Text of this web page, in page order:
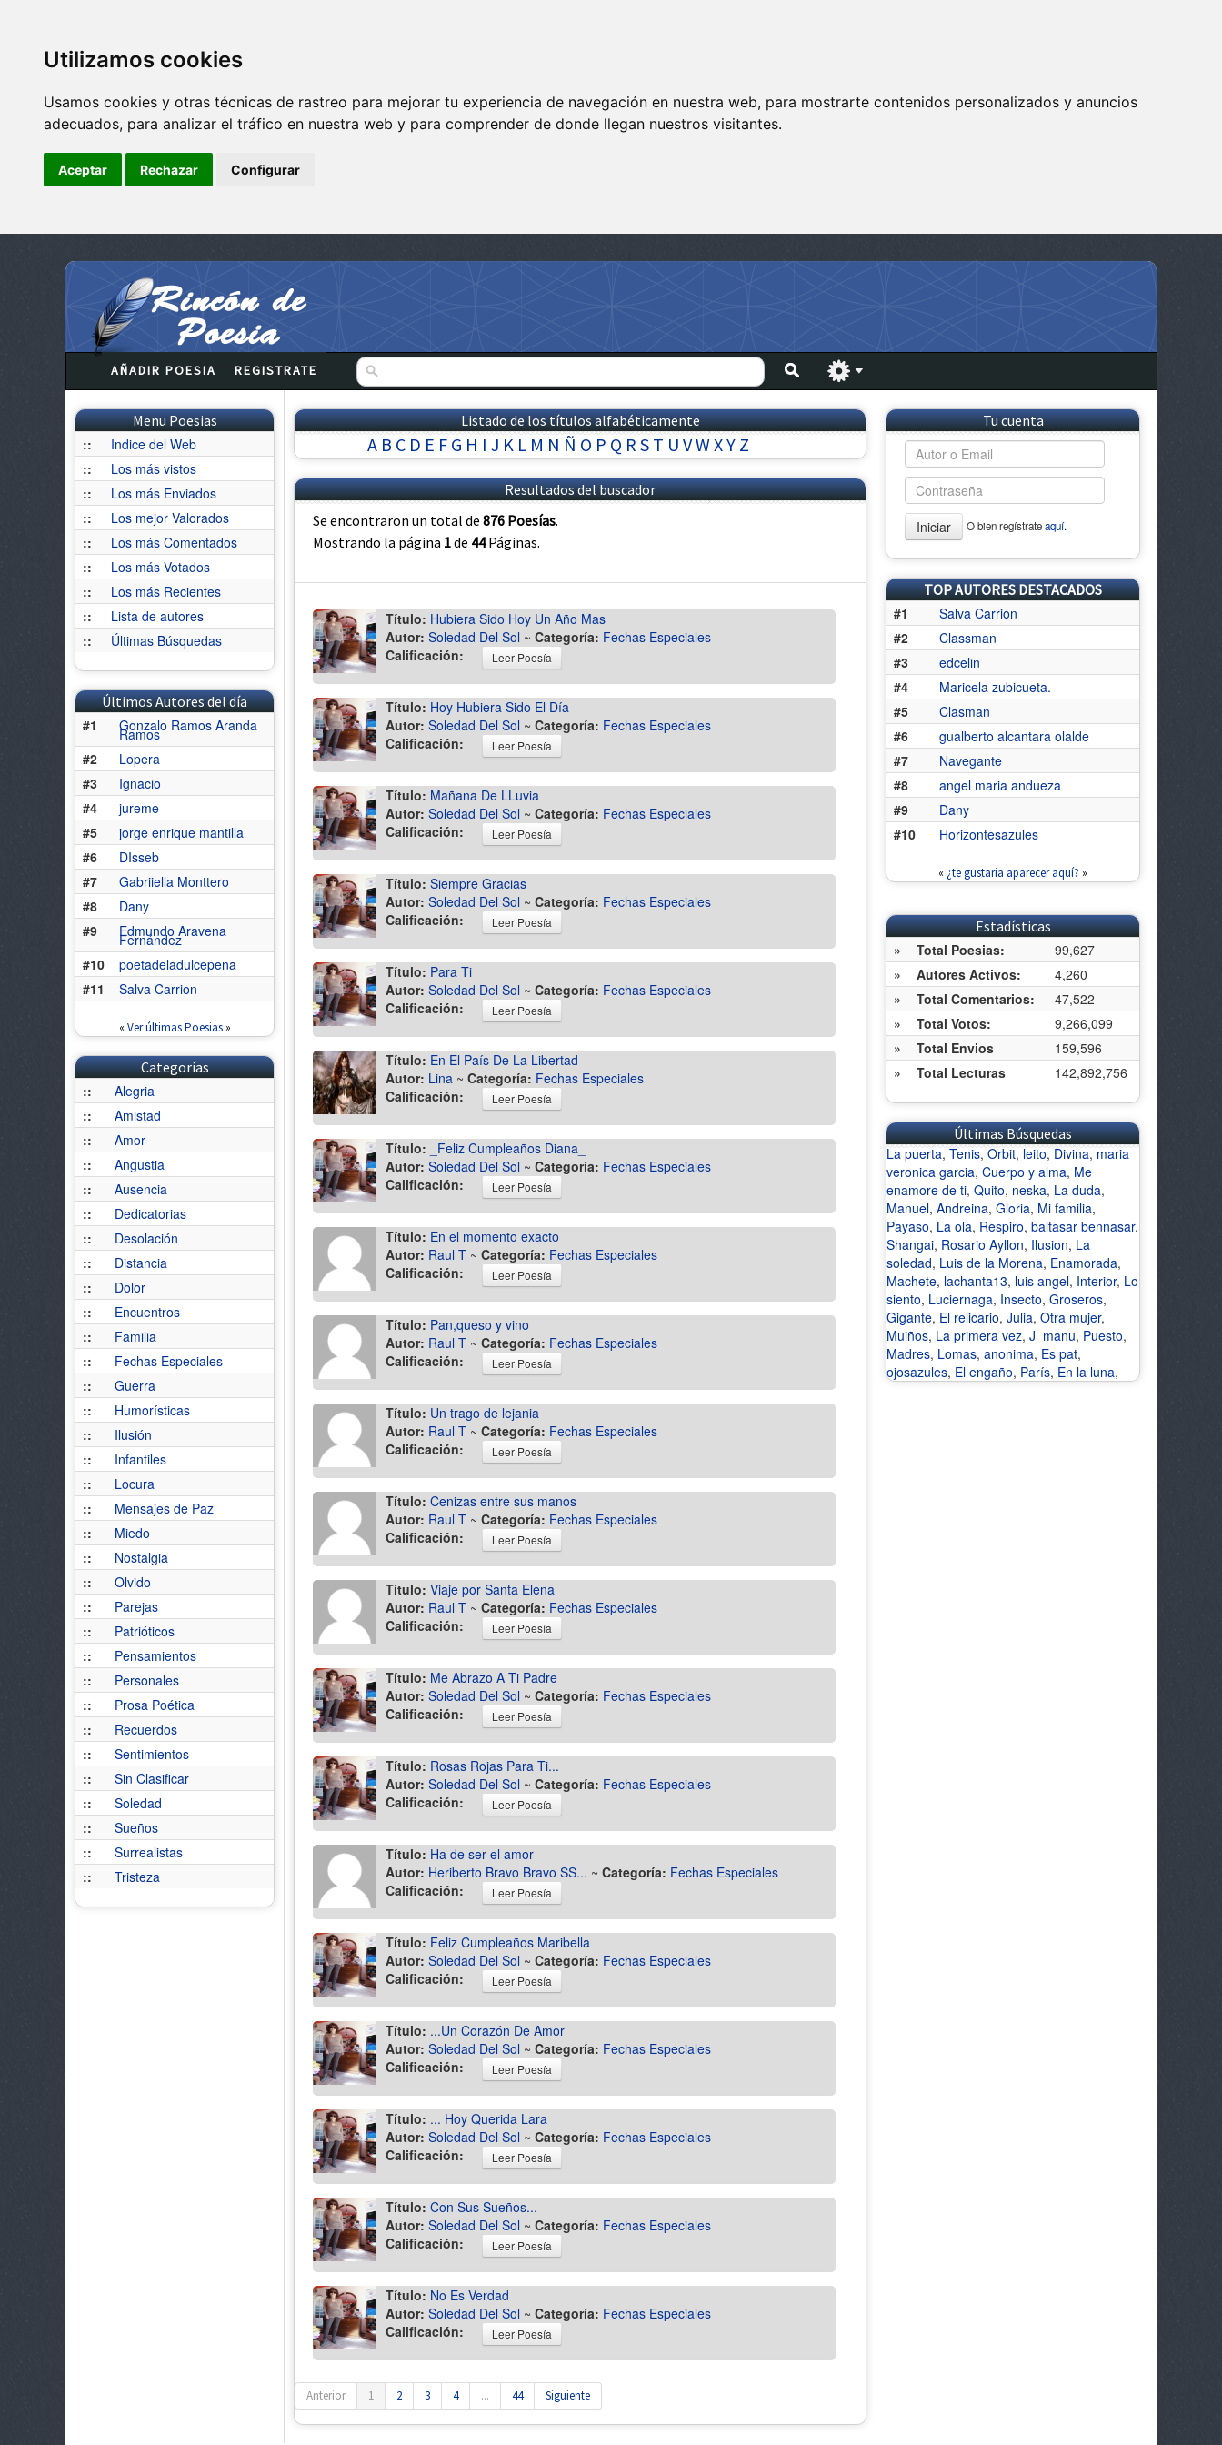
Utilizamos cookies
Usamos cookies y otras técnicas de rastreo para mejorar tu experiencia de navegación en nuestra web, para mostrarte contenidos personalizados y anuncios
adecuados, para analizar el tráfico en nuestra web y para comprender de donde llegan nuestros visitantes.
Aceptar Rechazar Configurar
AÑADIR POESIA REGISTRATE
Menu Poesias
::
Indice del Web
::
Los más vistos
::
Los más Enviados
::
Los mejor Valorados
::
Los más Comentados
::
Los más Votados
::
Los más Recientes
::
Lista de autores
::
Últimas Búsquedas
Últimos Autores del día
#1
Gonzalo Ramos Aranda
Ramos
#2
Lopera
#3
Ignacio
#4
jureme
#5
jorge enrique mantilla
#6
DIsseb
#7
Gabriiella Monttero
#8
Dany
#9
Edmundo Aravena
Fernández
#10
poetadeladulcepena
#11
Salva Carrion
« Ver últimas Poesias»
Categorías
::
Alegria
::
Amistad
::
Amor
::
Angustia
::
Ausencia
::
Dedicatorias
::
Desolación
::
Distancia
::
Dolor
::
Encuentros
::
Familia
::
Fechas Especiales
::
Guerra
::
Humorísticas
::
Ilusión
::
Infantiles
::
Locura
::
Mensajes de Paz
::
Miedo
::
Nostalgia
::
Olvido
::
Parejas
::
Patrióticos
::
Pensamientos
::
Personales
::
Prosa Poética
::
Recuerdos
::
Sentimientos
::
Sin Clasificar
::
Soledad
::
Sueños
::
Surrealistas
::
Tristeza
Listado de los títulos alfabéticamente
A B C D E F G H I J K L M N Ñ O P Q R S T U VWXY Z
Resultados del buscador
Se encontraron un total de 876 Poesías.
Mostrando la página 1de 44Páginas.
Título: Hubiera Sido Hoy Un Año Mas
Autor: Soledad Del Sol ~ Categoría: Fechas Especiales
Calificación:
Leer Poesía
Título: Hoy Hubiera Sido El Día
Autor: Soledad Del Sol ~ Categoría: Fechas Especiales
Calificación:
Leer Poesía
Título: Mañana De LLuvia
Autor: Soledad Del Sol ~ Categoría: Fechas Especiales
Calificación:
Leer Poesía
Título: Siempre Gracias
Autor: Soledad Del Sol ~ Categoría: Fechas Especiales
Calificación:
Leer Poesía
Título: Para Ti
Autor: Soledad Del Sol ~ Categoría: Fechas Especiales
Calificación:
Leer Poesía
Título: En El País De La Libertad
Autor: Lina ~ Categoría: Fechas Especiales
Calificación:
Leer Poesía
Título:
_Feliz Cumpleaños Diana_
Autor: Soledad Del Sol ~ Categoría: Fechas Especiales
Calificación:
Leer Poesía
Título: En el momento exacto
Autor: Raul T ~ Categoría: Fechas Especiales
Calificación:
Leer Poesía
Título: Pan,queso y vino
Autor: Raul T ~ Categoría: Fechas Especiales
Calificación:
Leer Poesía
Título: Un trago de lejania
Autor: Raul T ~ Categoría: Fechas Especiales
Calificación:
Leer Poesía
Título: Cenizas entre sus manos
Autor: Raul T ~ Categoría: Fechas Especiales
Calificación:
Leer Poesía
Título: Viaje por Santa Elena
Autor: Raul T ~ Categoría: Fechas Especiales
Calificación:
Leer Poesía
Título: Me Abrazo A Ti Padre
Autor: Soledad Del Sol ~ Categoría: Fechas Especiales
Calificación:
Leer Poesía
Título: Rosas Rojas Para Ti...
Autor: Soledad Del Sol ~ Categoría: Fechas Especiales
Calificación:
Leer Poesía
Título: Ha de ser el amor
Autor: Heriberto Bravo Bravo SS... ~ Categoría: Fechas Especiales
Calificación:
Leer Poesía
Título: Feliz Cumpleaños Maribella
Autor: Soledad Del Sol ~ Categoría: Fechas Especiales
Calificación:
Leer Poesía
Título: ...Un Corazón De Amor
Autor: Soledad Del Sol ~ Categoría: Fechas Especiales
Calificación:
Leer Poesía
Título: ... Hoy Querida Lara
Autor: Soledad Del Sol ~ Categoría: Fechas Especiales
Calificación:
Leer Poesía
Título: Con Sus Sueños...
Autor: Soledad Del Sol ~ Categoría: Fechas Especiales
Calificación:
Leer Poesía
Título: No Es Verdad
Autor: Soledad Del Sol ~ Categoría: Fechas Especiales
Calificación:
Leer Poesía
Anterior 1 2 3 4 ... 44 Siguiente
Tu cuenta
Iniciar O bien regístrateaquí.
TOP AUTORES DESTACADOS
#1
Salva Carrion
#2
Classman
#3
edcelin
#4
Maricela zubicueta.
#5
Clasman
#6
gualberto alcantara olalde
#7
Navegante
#8
angel maria andueza
#9
Dany
#10
Horizontesazules
« ¿te gustaria aparecer aquí? »
Estadísticas
»
Total Poesias:
99,627
»
Autores Activos:
4,260
»
Total Comentarios:
47,522
»
Total Votos:
9,266,099
»
Total Envios
159,596
»
Total Lecturas 142,892,756
Últimas Búsquedas
La puerta, Tenis, Orbit, leito, Divina, maria
veronica garcia, Cuerpo y alma, Me
enamore de ti, Quito, neska, La duda,
Manuel, Andreina, Gloria, Mi familia,
Payaso, La ola, Respiro, baltasar bennasar,
Shangai, Rosario Ayllon, Ilusion, La
soledad, Luis de la Morena, Enamorada,
Machete, lachanta13, luis angel, Interior, Lo
siento, Luciernaga, Insecto, Groseros,
Gigante, El relicario, Julia, Otra mujer,
Muiños, La primera vez, J_manu, Puesto,
Madres, Lomas, anonima, Es pat,
ojosazules, El engaño, París, En la luna,